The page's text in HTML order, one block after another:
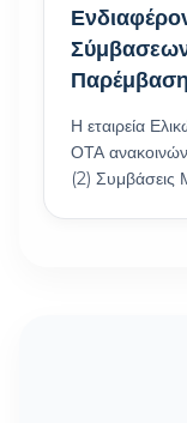
Η εταιρεία
ΟΤΑ
(2)